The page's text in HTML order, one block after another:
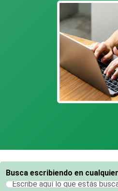
Busca escribiendo en